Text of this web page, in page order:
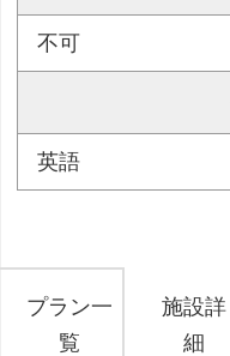
不可
英語
プラン一
覧
施設詳
細